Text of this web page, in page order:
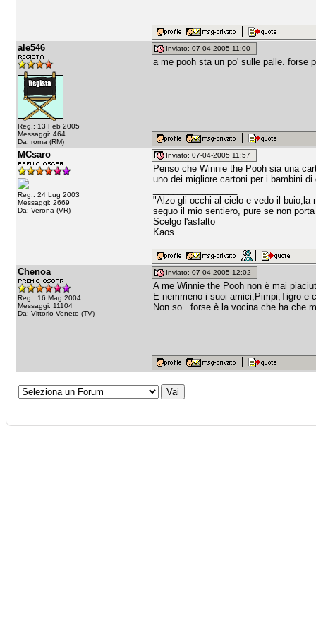
ale546
Reg.: 13 Feb 2005
Messaggi: 464
Da: roma (RM)
Inviato: 07-04-2005 11:00
a me pooh sta un po' sulle palle. forse
MCsaro
Reg.: 24 Lug 2003
Messaggi: 2669
Da: Verona (VR)
Inviato: 07-04-2005 11:57
Penso che Winnie the Pooh sia una
uno dei migliore cartoni per i bambini
"Alzo gli occhi al cielo e vedo il buio,la
seguo il mio sentiero, pure se non
Scelgo l'asfalto
Kaos
Chenoa
Reg.: 16 Mag 2004
Messaggi: 11104
Da: Vittorio Veneto (TV)
Inviato: 07-04-2005 12:02
A me Winnie the Pooh non è mai
E nemmeno i suoi amici,Pimpi,Tigro e
Non so...forse è la vocina che ha che